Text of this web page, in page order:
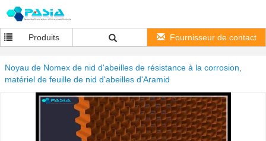
Produits Fournisseur de contact
Noyau de Nomex de nid d'abeilles de résistance à la corrosion,
matériel de feuille de nid d'abeilles d'Aramid